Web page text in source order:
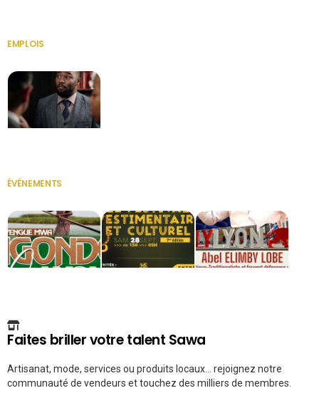
EMPLOIS
ÉVÉNEMENTS
Faites briller votre talent Sawa
Artisanat, mode, services ou produits locaux... rejoignez notre
communauté de vendeurs et touchez des milliers de membres.